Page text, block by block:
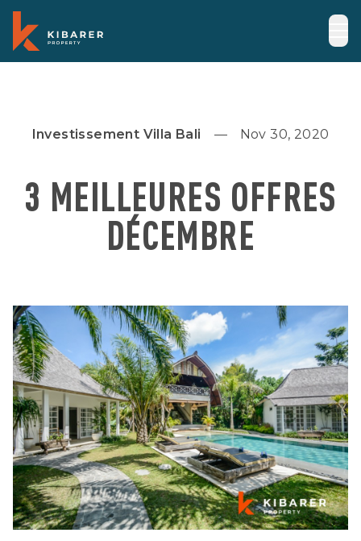
Investissement Villa Bali Nov 30, 2020
3 MEILLEURES OFFRES
DÉCEMBRE